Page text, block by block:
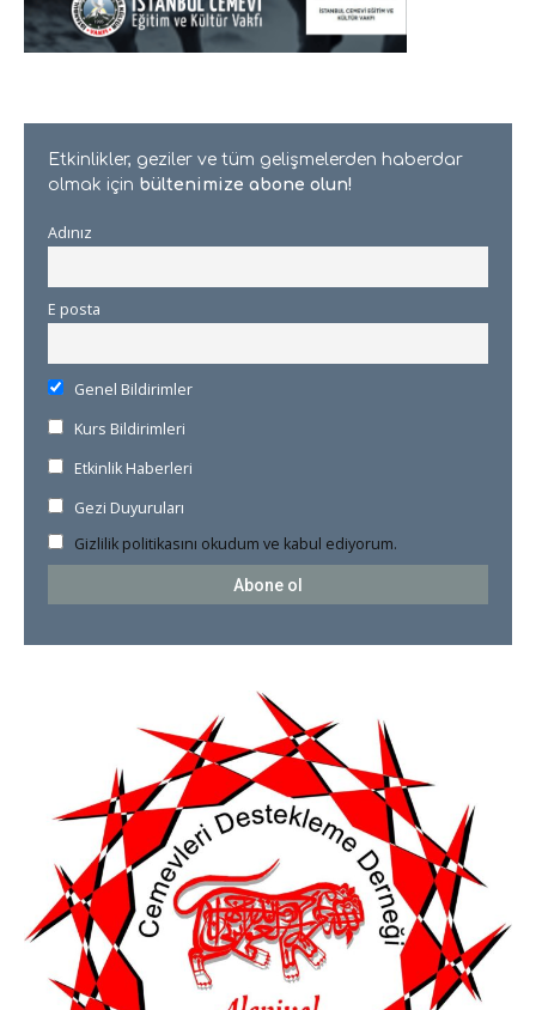
Etkinlikler, geziler ve tüm gelişmelerden haberdar
olmak için bültenimize abone olun!
Adınız
E posta
Genel Bildirimler
Kurs Bildirimleri
Etkinlik Haberleri
Gezi Duyuruları
Gizlilik politikasını okudum ve kabul ediyorum.